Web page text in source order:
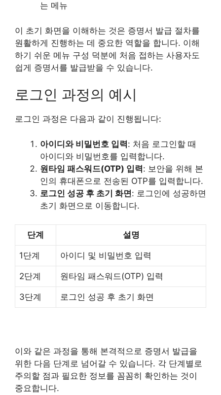
는 메뉴
이 초기 화면을 이해하는 것은 증명서 발급 절차를
원활하게 진행하는 데 중요한 역할을 합니다. 이해
하기 쉬운 메뉴 구성 덕분에 처음 접하는 사용자도
쉽게 증명서를 발급받을 수 있습니다.
로그인 과정의 예시
로그인 과정은 다음과 같이 진행됩니다:
아이디와 비밀번호 입력: 처음 로그인할 때
아이디와 비밀번호를 입력합니다.
원타임 패스워드(OTP) 입력: 보안을 위해 본
인의 휴대폰으로 전송된 OTP를 입력합니다.
로그인 성공 후 초기 화면: 로그인에 성공하면
초기 화면으로 이동합니다.
단계 설명
1단계 아이디 및 비밀번호 입력
2단계 원타임 패스워드(OTP) 입력
3단계 로그인 성공 후 초기 화면
이와 같은 과정을 통해 본격적으로 증명서 발급을
위한 다음 단계로 넘어갈 수 있습니다. 각 단계별로
주의할 점과 필요한 정보를 꼼꼼히 확인하는 것이
중요합니다.